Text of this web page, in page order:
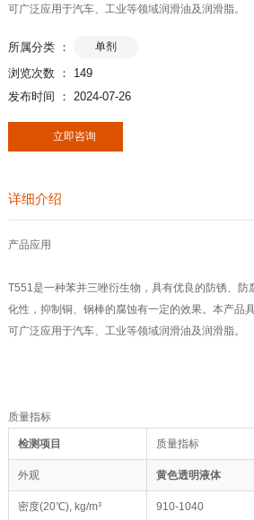
可广泛应用于汽车、工业等领域润滑油及润滑脂。
所属分类 ： 单剂
浏览次数 ： 149
发布时间 ： 2024-07-26
立即咨询
详细介绍
产品应用
T551是一种苯并三唑衍生物，具有优良的防锈、防
化性，抑制铜、钢棒的腐蚀有一定的效果。本产品
可广泛应用于汽车、工业等领域润滑油及润滑脂。
质量指标
检测项目 质量指标
外观 黄色透明液体
密度(20℃), kg/m³ 910-1040